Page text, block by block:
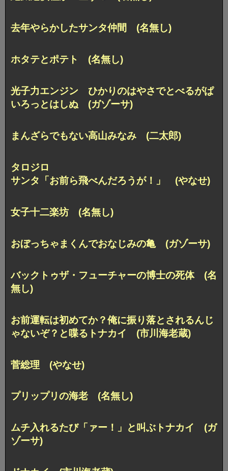
去年やらかしたサンタ仲間 (名無し)
ホタテとポテト (名無し)
光子力エンジン ひかりのはやさでとべるがぱ
いろっとはしぬ (ガゾーサ)
まんざらでもない高山みなみ (二太郎)
タロジロ
サンタ「お前ら飛べんだろうが！」 (やなせ)
女子十二楽坊 (名無し)
おぼっちゃまくんでおなじみの亀 (ガゾーサ)
バックトゥザ・フューチャーの博士の死体 (名
無し)
お前運転は初めてか？俺に振り落とされるんじ
ゃないぞ？と喋るトナカイ (市川海老蔵)
菅総理 (やなせ)
プリップリの海老 (名無し)
ムチ入れるたび「ァー！」と叫ぶトナカイ (ガ
ゾーサ)